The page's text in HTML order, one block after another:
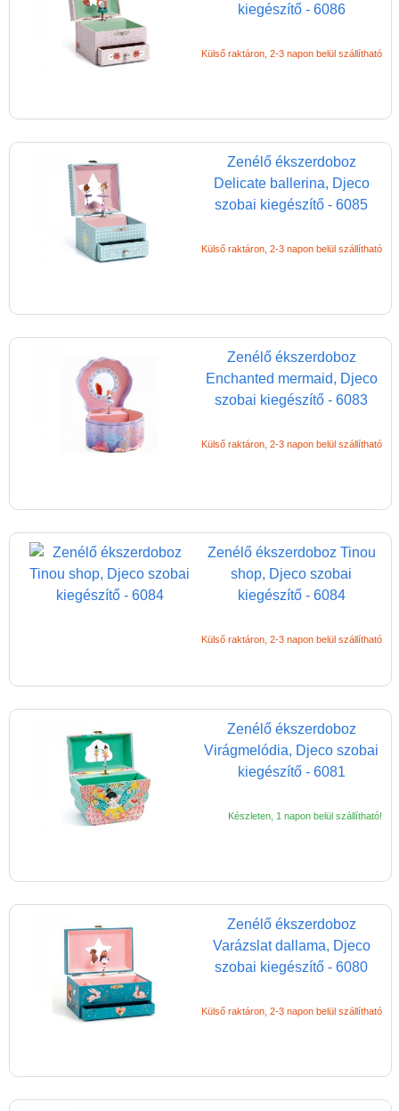
kiegészítő - 6086
Külső raktáron, 2-3 napon belül szállítható
Zenélő ékszerdoboz
Delicate ballerina, Djeco
szobai kiegészítő - 6085
Külső raktáron, 2-3 napon belül szállítható
Zenélő ékszerdoboz
Enchanted mermaid, Djeco
szobai kiegészítő - 6083
Külső raktáron, 2-3 napon belül szállítható
Zenélő ékszerdoboz Tinou
shop, Djeco szobai
kiegészítő - 6084
Külső raktáron, 2-3 napon belül szállítható
Zenélő ékszerdoboz
Virágmelódia, Djeco szobai
kiegészítő - 6081
Készleten, 1 napon belül szállítható!
Zenélő ékszerdoboz
Varázslat dallama, Djeco
szobai kiegészítő - 6080
Külső raktáron, 2-3 napon belül szállítható
kedvezmény
vásárlás előnyei
Reklamáció és Elállás